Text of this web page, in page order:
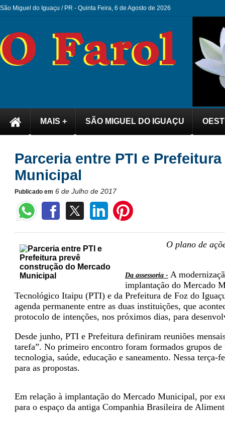
São Miguel do Iguaçu / PR - Quinta Feira, 6 de Agosto de 2026
MAIS + SÃO MIGUEL DO IGUAÇU
Parceria entre PTI e
Municipal
Publicado em 6 de Julho de 2017
O plano de
Da assessoria - A
implantação do Mercado
Tecnológico Itaipu (PTI) e da Prefeitura de Foz do
agenda permanente entre as duas instituições, que
protocolo de intenções, nos próximos dias, para
Desde junho, PTI e Prefeitura definiram reuniões
tarefa”. No primeiro encontro foram formados grupos
tecnologia, saúde, educação e saneamento. Nessa
para as propostas.
Em relação à implantação do Mercado Municipal, por
para o espaço da antiga Companhia Brasileira de